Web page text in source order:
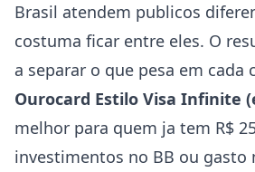
Brasil atendem publicos
costuma ficar entre eles. O
a separar o que pesa em cada
Ourocard Estilo Visa Infinite
melhor para quem ja tem R$
investimentos no BB ou gasto